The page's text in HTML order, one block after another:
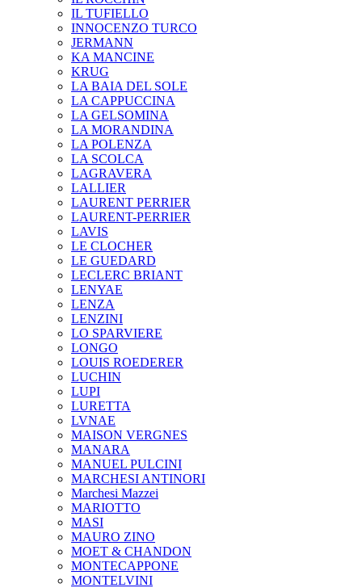
IL TUFIELLO
INNOCENZO TURCO
JERMANN
KA MANCINE
KRUG
LA BAIA DEL SOLE
LA CAPPUCCINA
LA GELSOMINA
LA MORANDINA
LA POLENZA
LA SCOLCA
LAGRAVERA
LALLIER
LAURENT PERRIER
LAURENT-PERRIER
LAVIS
LE CLOCHER
LE GUEDARD
LECLERC BRIANT
LENYAE
LENZA
LENZINI
LO SPARVIERE
LONGO
LOUIS ROEDERER
LUCHIN
LUPI
LURETTA
LVNAE
MAISON VERGNES
MANARA
MANUEL PULCINI
MARCHESI ANTINORI
Marchesi Mazzei
MARIOTTO
MASI
MAURO ZINO
MOET & CHANDON
MONTECAPPONE
MONTELVINI